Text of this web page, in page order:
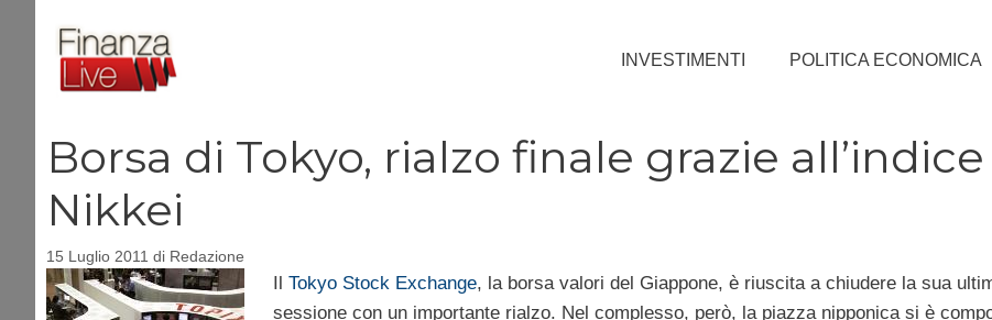
contenuto
INVESTIMENTI POLITICA ECONOMICA
Borsa di Tokyo, rialzo finale grazie all’indice
Nikkei
15 Luglio 2011 di Redazione
Il Tokyo Stock Exchange, la borsa valori del Giappone, è riuscita a chiudere la sua
sessione con un importante rialzo. Nel complesso, però, la piazza nipponica si è